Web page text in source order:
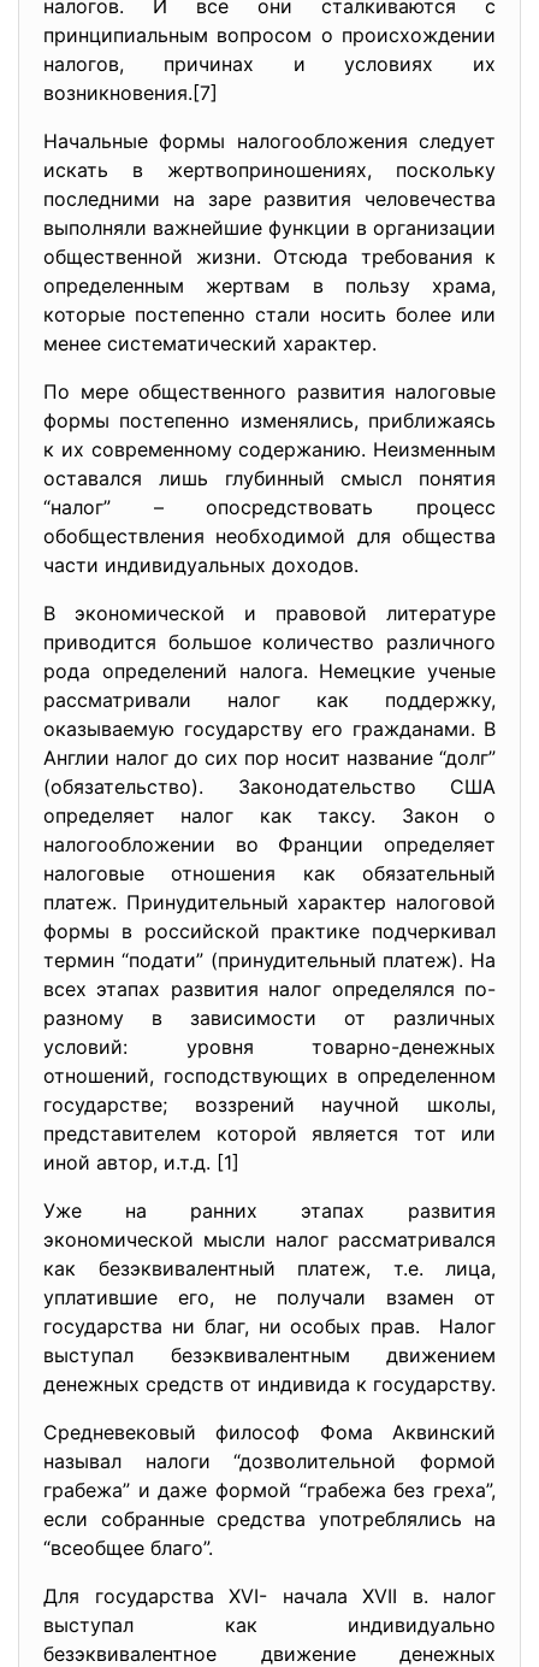
налогов. И все они сталкиваются с
принципиальным вопросом о происхождении
налогов, причинах и условиях их
возникновения.[7]
Начальные формы налогообложения следует
искать в жертвоприношениях, поскольку
последними на заре развития человечества
выполняли важнейшие функции в организации
общественной жизни. Отсюда требования к
определенным жертвам в пользу храма,
которые постепенно стали носить более или
менее систематический характер.
По мере общественного развития налоговые
формы постепенно изменялись, приближаясь
к их современному содержанию. Неизменным
оставался лишь глубинный смысл понятия
“налог” – опосредствовать процесс
обобществления необходимой для общества
части индивидуальных доходов.
В экономической и правовой литературе
приводится большое количество различного
рода определений налога. Немецкие ученые
рассматривали налог как поддержку,
оказываемую государству его гражданами. В
Англии налог до сих пор носит название “долг”
(обязательство). Законодательство США
определяет налог как таксу. Закон о
налогообложении во Франции определяет
налоговые отношения как обязательный
платеж. Принудительный характер налоговой
формы в российской практике подчеркивал
термин “подати” (принудительный платеж). На
всех этапах развития налог определялся по-
разному в зависимости от различных
условий: уровня товарно-денежных
отношений, господствующих в определенном
государстве; воззрений научной школы,
представителем которой является тот или
иной автор, и.т.д. [1]
Уже на ранних этапах развития
экономической мысли налог рассматривался
как безэквивалентный платеж, т.е. лица,
уплатившие его, не получали взамен от
государства ни благ, ни особых прав. Налог
выступал безэквивалентным движением
денежных средств от индивида к государству.
Средневековый философ Фома Аквинский
называл налоги “дозволительной формой
грабежа” и даже формой “грабежа без греха”,
если собранные средства употреблялись на
“всеобщее благо”.
Для государства XVI- начала XVII в. налог
выступал как индивидуально
безэквивалентное движение денежных